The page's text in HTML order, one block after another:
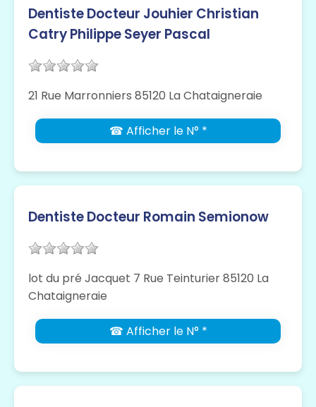
Dentiste Docteur Jouhier Christian
Catry Philippe Seyer Pascal
21 Rue Marronniers 85120 La Chataigneraie
☎ Afficher le N° *
Dentiste Docteur Romain Semionow
lot du pré Jacquet 7 Rue Teinturier 85120 La
Chataigneraie
☎ Afficher le N° *